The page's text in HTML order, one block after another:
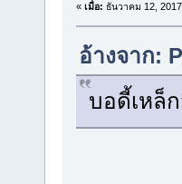
« เมื่อ: ธันวาคม 12,
อ้างจาก:
บอดี้เหล็